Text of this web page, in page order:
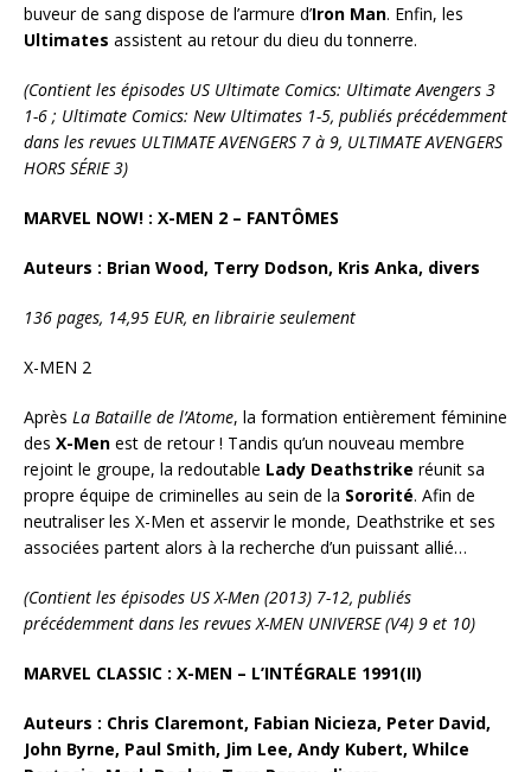
buveur de sang dispose de l’armure d’Iron Man. Enfin, les
Ultimates assistent au retour du dieu du tonnerre.
(Contient les épisodes US Ultimate Comics: Ultimate Avengers 3
1-6 ; Ultimate Comics: New Ultimates 1-5, publiés précédemment
dans les revues ULTIMATE AVENGERS 7 à 9, ULTIMATE AVENGERS
HORS SÉRIE 3)
MARVEL NOW! : X-MEN 2 – FANTÔMES
Auteurs : Brian Wood, Terry Dodson, Kris Anka, divers
136 pages, 14,95 EUR, en librairie seulement
X-MEN 2
Après La Bataille de l’Atome, la formation entièrement féminine
des X-Men est de retour ! Tandis qu’un nouveau membre
rejoint le groupe, la redoutable Lady Deathstrike réunit sa
propre équipe de criminelles au sein de la Sororité. Afin de
neutraliser les X-Men et asservir le monde, Deathstrike et ses
associées partent alors à la recherche d’un puissant allié…
(Contient les épisodes US X-Men (2013) 7-12, publiés
précédemment dans les revues X-MEN UNIVERSE (V4) 9 et 10)
MARVEL CLASSIC : X-MEN – L’INTÉGRALE 1991(II)
Auteurs : Chris Claremont, Fabian Nicieza, Peter David,
John Byrne, Paul Smith, Jim Lee, Andy Kubert, Whilce